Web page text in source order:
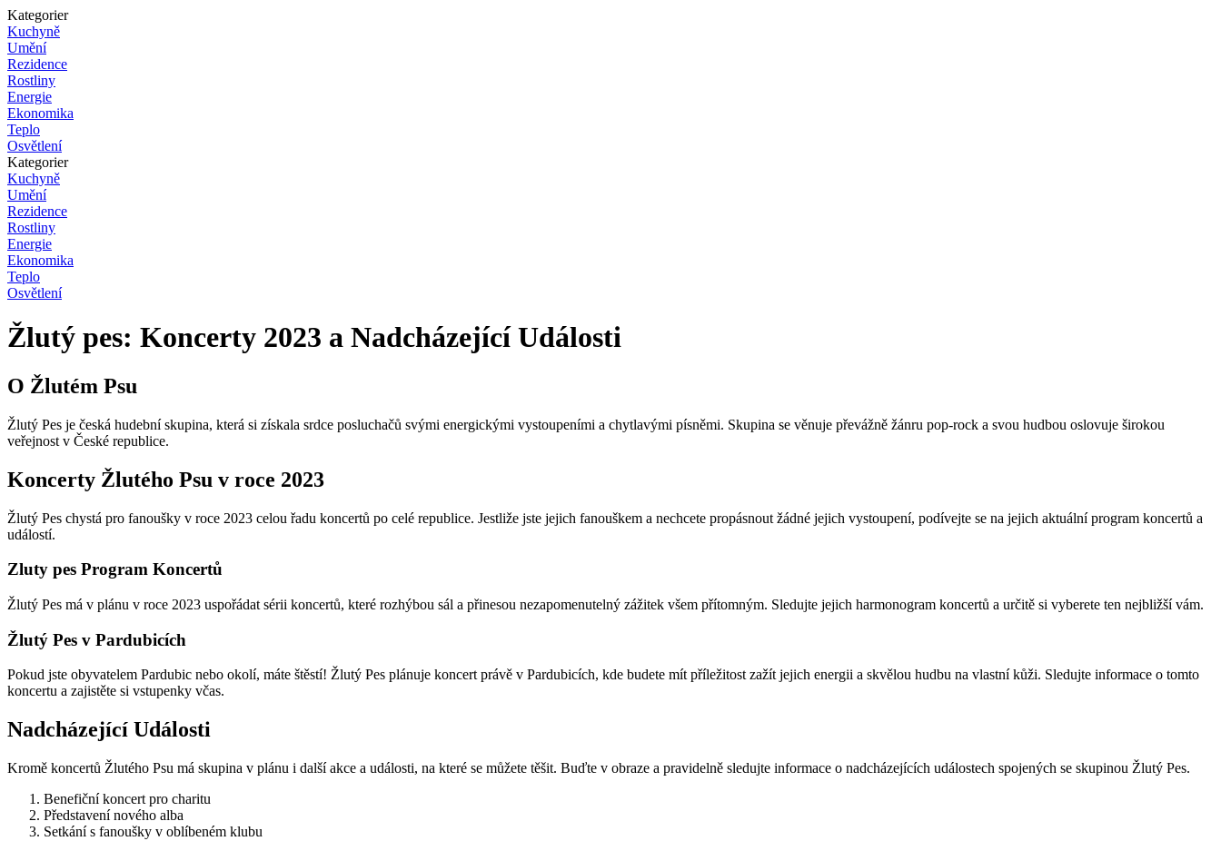
Kategorier
Kuchyně
Umění
Rezidence
Rostliny
Energie
Ekonomika
Teplo
Osvětlení
Kategorier
Kuchyně
Umění
Rezidence
Rostliny
Energie
Ekonomika
Teplo
Osvětlení
Žlutý pes: Koncerty 2023 a Nadcházející Události
O Žlutém Psu
Žlutý Pes je česká hudební skupina, která si získala srdce posluchačů svými energickými vystoupeními a chytlavými písněmi. Skupina se věnuje převážně žánru pop-rock a svou hudbou oslovuje širokou
veřejnost v České republice.
Koncerty Žlutého Psu v roce 2023
Žlutý Pes chystá pro fanoušky v roce 2023 celou řadu koncertů po celé republice. Jestliže jste jejich fanouškem a nechcete propásnout žádné jejich vystoupení, podívejte se na jejich aktuální program koncertů a
událostí.
Zluty pes Program Koncertů
Žlutý Pes má v plánu v roce 2023 uspořádat sérii koncertů, které rozhýbou sál a přinesou nezapomenutelný zážitek všem přítomným. Sledujte jejich harmonogram koncertů a určitě si vyberete ten nejbližší vám.
Žlutý Pes v Pardubicích
Pokud jste obyvatelem Pardubic nebo okolí, máte štěstí! Žlutý Pes plánuje koncert právě v Pardubicích, kde budete mít příležitost zažít jejich energii a skvělou hudbu na vlastní kůži. Sledujte informace o tomto
koncertu a zajistěte si vstupenky včas.
Nadcházející Události
Kromě koncertů Žlutého Psu má skupina v plánu i další akce a události, na které se můžete těšit. Buďte v obraze a pravidelně sledujte informace o nadcházejících událostech spojených se skupinou Žlutý Pes.
Benefiční koncert pro charitu
Představení nového alba
Setkání s fanoušky v oblíbeném klubu